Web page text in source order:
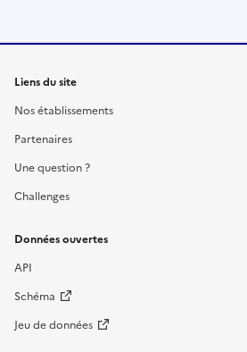
Liens du site
Nos établissements
Partenaires
Une question ?
Challenges
Données ouvertes
API
Schéma
Jeu de données